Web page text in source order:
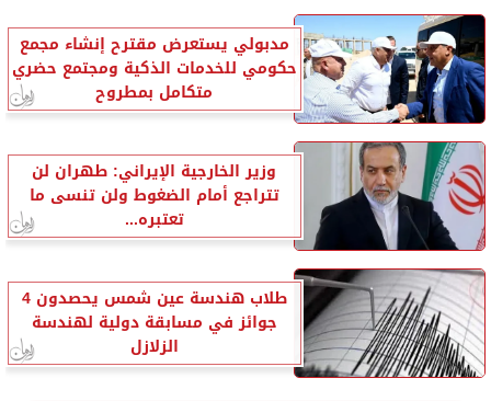
مدبولي يستعرض مقترح إنشاء مجمع
حكومي للخدمات الذكية ومجتمع حضري
متكامل بمطروح
وزير الخارجية الإيراني: طهران لن
تتراجع أمام الضغوط ولن تنسى ما
تعتبره...
طلاب هندسة عين شمس يحصدون 4
جوائز في مسابقة دولية لهندسة
الزلازل